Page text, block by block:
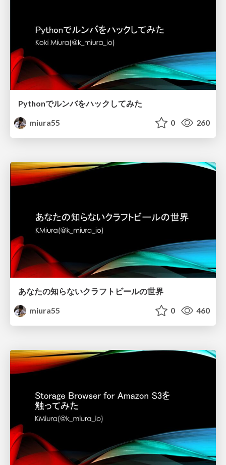
Pythonでルンバをハックしてみた
miura55
0 260
あなたの知らないクラフトビールの世界
miura55
0 460